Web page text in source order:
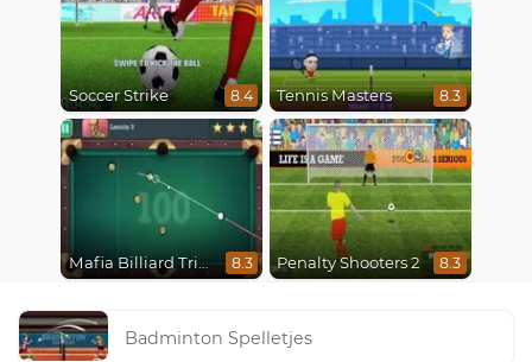
Soccer Strike 8.4 Tennis Masters 8.3
Mafia Billiard Tricks 8.3 Penalty Shooters 2 8.3
Badminton Spelletjes